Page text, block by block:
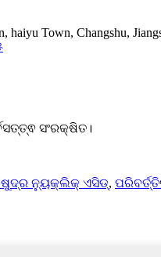
haiyu Town, Changshu,
ସଂରକ୍ଷିତ।
ନ୍ୟୁକ୍ଲିକ୍ ଏସିଡ୍,